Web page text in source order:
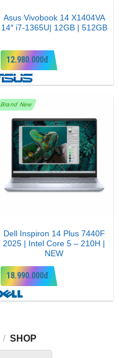
Asus Vivobook 14 X1404VA
14″ i7-1365U| 12GB | 512GB
12.980.000đ
Brand New
Dell Inspiron 14 Plus 7440F
2025 | Intel Core 5 – 210H |
NEW
18.990.000đ
/ SHOP